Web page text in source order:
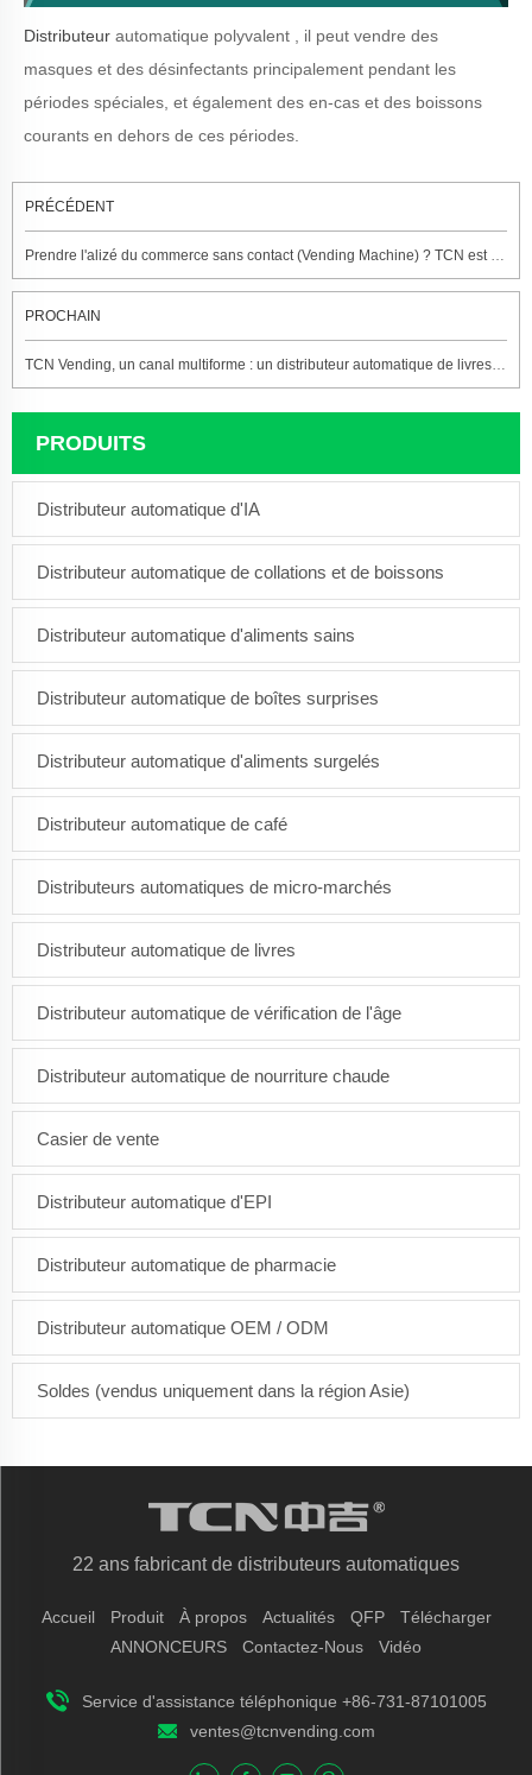
Distributeur automatique polyvalent , il peut vendre des
masques et des désinfectants principalement pendant les
périodes spéciales, et également des en-cas et des boissons
courants en dehors de ces périodes.
PRÉCÉDENT
Prendre l'alizé du commerce sans contact (Vending Machine) ? TCN est votre choix le plus intelligent.
PROCHAIN
TCN Vending, un canal multiforme : un distributeur automatique de livres et de journaux
PRODUITS
Distributeur automatique d'IA
Distributeur automatique de collations et de boissons
Distributeur automatique d'aliments sains
Distributeur automatique de boîtes surprises
Distributeur automatique d'aliments surgelés
Distributeur automatique de café
Distributeurs automatiques de micro-marchés
Distributeur automatique de livres
Distributeur automatique de vérification de l'âge
Distributeur automatique de nourriture chaude
Casier de vente
Distributeur automatique d'EPI
Distributeur automatique de pharmacie
Distributeur automatique OEM / ODM
Soldes (vendus uniquement dans la région Asie)
22 ans fabricant de distributeurs automatiques
Accueil Produit À propos Actualités QFP
Télécharger
ANNONCEURS
Contactez-Nous Vidéo
Service d'assistance téléphonique +86-731-87101005
ventes@tcnvending.com